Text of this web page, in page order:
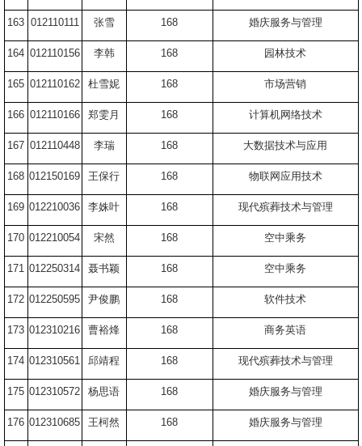
163 012110111 张雪 168 婚庆服务与管理
164 012110156 李韩 168 园林技术
165 012110162 杜雪妮 168 市场营销
166 012110166 郑雯月 168 计算机网络技术
167 012110448 李瑞 168 大数据技术与应用
168 012150169 王保行 168 物联网应用技术
169 012210036 李姝叶 168 现代殡葬技术与管理
170 012210054 宋然 168 空中乘务
171 012250314 聂书颖 168 空中乘务
172 012250595 尹俊鹏 168 软件技术
173 012310216 曹裕烽 168 商务英语
174 012310561 邱靖程 168 现代殡葬技术与管理
175 012310572 杨思语 168 婚庆服务与管理
176 012310685 王柯然 168 婚庆服务与管理